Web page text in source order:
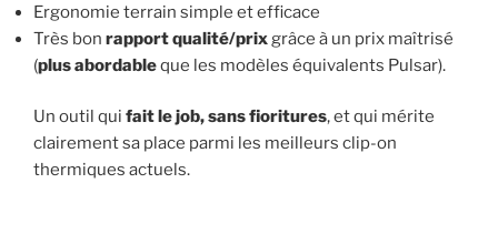
Ergonomie terrain simple et efficace
Très bon rapport qualité/prix grâce à un prix maîtrisé
(plus abordableque les modèles équivalents Pulsar).
Un outil qui fait le job, sans fioritures, et qui mérite
clairement sa place parmi les meilleurs clip-on
thermiques actuels.